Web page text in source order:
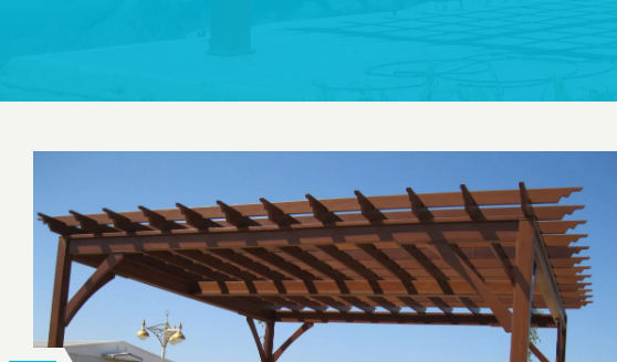
Ahşap Çocuk Oyun Evleri
Ahşap Tırmanma
Halatlı Tırmanma